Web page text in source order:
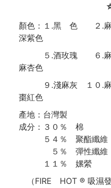
顏色：１.黑 色 ２.
深紫色
５.酒玫瑰 ６.麻
麻杏色
９.淺麻灰 １０.麻
棗紅色
產地：台灣製
成分：３０％ 棉
５４％ 聚酯纖維
５％ 彈性纖維
１１％ 嫘縈
（FIRE HOT ® 吸濕發